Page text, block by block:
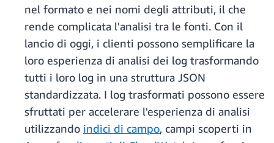
nel formato e nei nomi degli attributi, il che
rende complicata l'analisi tra le fonti. Con il
lancio di oggi, i clienti possono semplificare la
loro esperienza di analisi dei log trasformando
tutti i loro log in una struttura JSON
standardizzata. I log trasformati possono essere
sfruttati per accelerare l'esperienza di analisi
utilizzando indici di campo, campi scoperti in